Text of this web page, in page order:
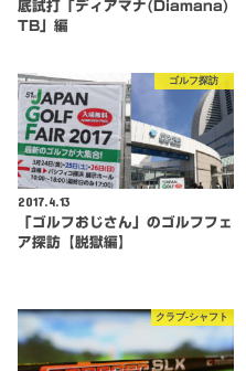
底試打「ディアマナ(Diamana)
TB」編
ゴルフ探訪
2017.4.13
「ゴルフおじさん」のゴルフフェ
ア探訪【脱獄編】
クラブ-シャフト